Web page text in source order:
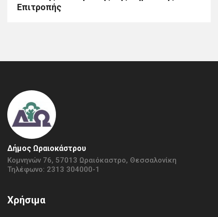
Επιτροπής
Δήμος Ωραιοκάστρου
Κομνηνών 76, 57013 Ωραιόκαστρο, Θεσσαλονίκη
Τηλέφωνο: 2313 304000-1
Χρήσιμα